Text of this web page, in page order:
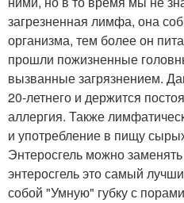
загрезненная лимфа, она
организма, тем более он
прошли пожизненные
вызванные загрязнением.
20-летнего и держится
аллергия. Также
и употребление в пищу
Энтеросгель можно
энтеросгель это самый
собой "Умную" губку с